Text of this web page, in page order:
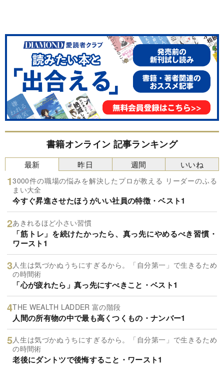
書籍オンライン 記事ランキング
最新
3000件の職場の悩みを解決したプロが教える リーダーのふる
まい大全
今すぐ昇進させたほうがいい社員の特徴・ベスト1
あきれるほど小さい習慣
「筋トレ」を続けたかったら、真っ先にやめるべき習慣・
ワースト1
人生は気づかぬうちにすぎるから。「自分第一」で生きるため
の時間術
「心が疲れたら」真っ先にすべきこと・ベスト1
THE WEALTH LADDER 富の階段
人間の所有物の中で最も高くつくもの・ナンバー1
人生は気づかぬうちにすぎるから。「自分第一」で生きるため
の時間術
老後にダントツで後悔すること・ワースト1
昨日 週間 いいね